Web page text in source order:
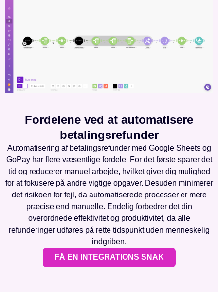
Fordelene ved at automatisere
betalingsrefunder
Automatisering af betalingsrefunder med Google Sheets og
GoPay har flere væsentlige fordele. For det første sparer det
tid og reducerer manuel arbejde, hvilket giver dig mulighed
for at fokusere på andre vigtige opgaver. Desuden minimerer
det risikoen for fejl, da automatiserede processer er mere
præcise end manuelle. Endelig forbedrer det din
overordnede effektivitet og produktivitet, da alle
refunderinger udføres på rette tidspunkt uden menneskelig
indgriben.
FÅ EN INTEGRATIONS SNAK